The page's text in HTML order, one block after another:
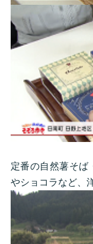
定番の自然薯そ
やショコラなど、